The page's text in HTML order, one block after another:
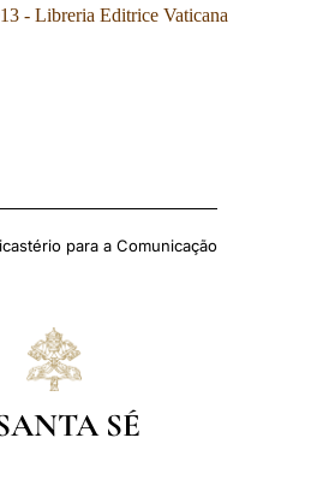
- Libreria Editrice Vaticana
para a Comunicação
SÉ